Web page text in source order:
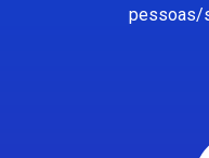
pessoas/